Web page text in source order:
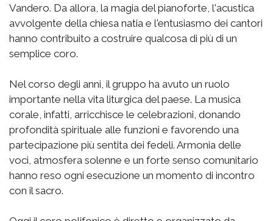
Vandero. Da allora, la magia del pianoforte, l'acustica
avvolgente della chiesa natia e l'entusiasmo dei cantori
hanno contribuito a costruire qualcosa di più di un
semplice coro.
Nel corso degli anni, il gruppo ha avuto un ruolo
importante nella vita liturgica del paese. La musica
corale, infatti, arricchisce le celebrazioni, donando
profondità spirituale alle funzioni e favorendo una
partecipazione più sentita dei fedeli. Armonia delle
voci, atmosfera solenne e un forte senso comunitario
hanno reso ogni esecuzione un momento di incontro
con il sacro.